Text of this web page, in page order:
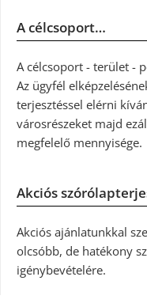
A célcsoport…
A célcsoport - terület -
Az ügyfél
terjesztéssel elérni
városrészeket majd
megfelelő mennyisége.
Akciós
Akciós ajánlatunkkal
olcsóbb, de hatékony
igénybevételére.